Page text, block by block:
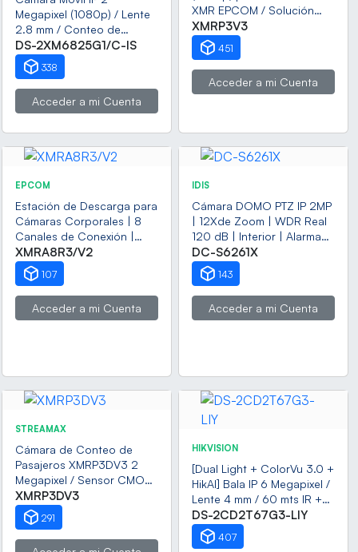
Megapixel (1080p) / Lente
2.8 mm / Conteo de
Personas / Exterior IP66 /
IK08 / IR EXIR 10 m / PoE /
MicroSD
DS-2XM6825G1/C-IS
338
Acceder a mi Cuenta
XMR EPCOM / Solución
para el Conteo de
Personas
XMRP3V3
451
Acceder a mi Cuenta
EPCOM
Estación de Descarga para
Cámaras Corporales | 8
Canales de Conexión |
Descarga Simultanea |
Pantalla Táctil |
Almacenamiento Hasta
12TB | Carga y Copia de
Seguridad Automática |
XMRA8R3/V2
107
Acceder a mi Cuenta
IDIS
Cámara DOMO PTZ IP 2MP
| 12Xde Zoom | WDR Real
120 dB | Interior | Alarma
E/S | Soporta Audio de
Dos Vias |PoE | ICR
DC-S6261X
143
Acceder a mi Cuenta
STREAMAX
Cámara de Conteo de
Pasajeros XMRP3DV3 2
Megapixel / Sensor CMOS
1/2.8" / Lente M12 2.7 mm /
Ángulo de Visión 120° /
WDR 80 dB / Triple
Método de Instalación /
XMRP3DV3
291
HIKVISION
[Dual Light + ColorVu 3.0 +
HikAI] Bala IP 6 Megapixel /
Lente 4 mm / 60 mts IR +
Luz Blanca / Exterior IP67 /
WDR 130 dB / ACUSENSE
3.0 / Metal / NEMA 4X /
DS-2CD2T67G3-LIY
407